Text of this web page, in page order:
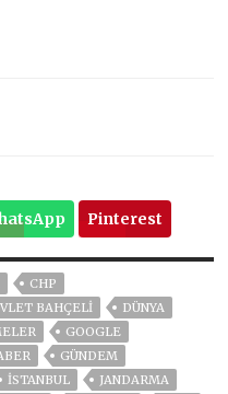
Pinterest
CHP
BAHÇELİ
DÜNYA
GOOGLE
GÜNDEM
ISTANBUL
JANDARMA